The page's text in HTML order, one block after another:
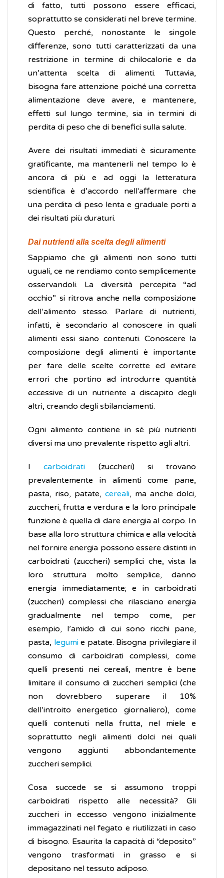
di fatto, tutti possono essere efficaci,
soprattutto se considerati nel breve termine.
Questo perché, nonostante le singole
differenze, sono tutti caratterizzati da una
restrizione in termine di chilocalorie e da
un’attenta scelta di alimenti. Tuttavia,
bisogna fare attenzione poiché una corretta
alimentazione deve avere, e mantenere,
effetti sul lungo termine, sia in termini di
perdita di peso che di benefici sulla salute.
Avere dei risultati immediati è sicuramente
gratificante, ma mantenerli nel tempo lo è
ancora di più e ad oggi la letteratura
scientifica è d’accordo nell'affermare che
una perdita di peso lenta e graduale porti a
dei risultati più duraturi.
Dai nutrienti alla scelta degli alimenti
Sappiamo che gli alimenti non sono tutti
uguali, ce ne rendiamo conto semplicemente
osservandoli. La diversità percepita “ad
occhio” si ritrova anche nella composizione
dell’alimento stesso. Parlare di nutrienti,
infatti, è secondario al conoscere in quali
alimenti essi siano contenuti. Conoscere la
composizione degli alimenti è importante
per fare delle scelte corrette ed evitare
errori che portino ad introdurre quantità
eccessive di un nutriente a discapito degli
altri, creando degli sbilanciamenti.
Ogni alimento contiene in sé più nutrienti
diversi ma uno prevalente rispetto agli altri.
Icarboidrati (zuccheri) si trovano
prevalentemente in alimenti come pane,
pasta, riso, patate, cereali, ma anche dolci,
zuccheri, frutta e verdura e la loro principale
funzione è quella di dare energia al corpo. In
base alla loro struttura chimica e alla velocità
nel fornire energia possono essere distinti in
carboidrati (zuccheri) semplici che, vista la
loro struttura molto semplice, danno
energia immediatamente; e in carboidrati
(zuccheri) complessi che rilasciano energia
gradualmente nel tempo come, per
esempio, l’amido di cui sono ricchi pane,
pasta, legumie patate. Bisogna privilegiare il
consumo di carboidrati complessi, come
quelli presenti nei cereali, mentre è bene
limitare il consumo di zuccheri semplici (che
non dovrebbero superare il 10%
dell’introito energetico giornaliero), come
quelli contenuti nella frutta, nel miele e
soprattutto negli alimenti dolci nei quali
vengono aggiunti abbondantemente
zuccheri semplici.
Cosa succede se si assumono troppi
carboidrati rispetto alle necessità? Gli
zuccheri in eccesso vengono inizialmente
immagazzinati nel fegato e riutilizzati in caso
di bisogno. Esaurita la capacità di “deposito”
vengono trasformati in grasso e si
depositano nel tessuto adiposo.